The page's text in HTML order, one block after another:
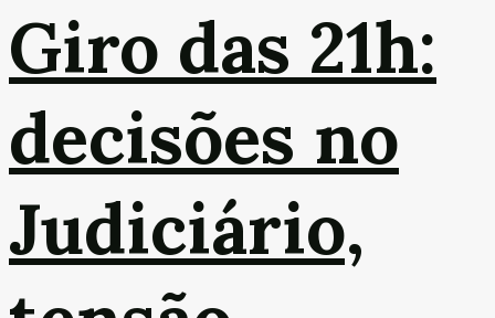
Giro das 21h:
decisões no
Judiciário,